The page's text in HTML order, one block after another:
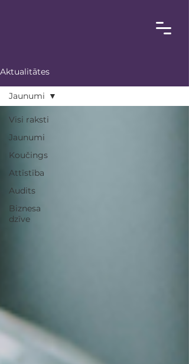
Aktualitātes
Visi raksti
Jaunumi
Koučings
Attīstība
Audits
Biznesa
dzīve
Jaunumi